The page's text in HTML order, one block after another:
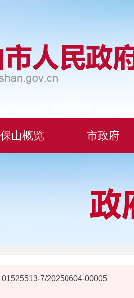
保山概览 市政府
01525513-7/20250604-00005